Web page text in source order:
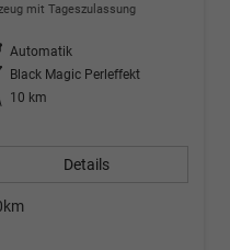
mit Tageszulassung
Automatik
Black Magic Perleffekt
10 km
Details